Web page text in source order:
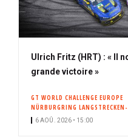
Ulrich Fritz (HRT) : « Il
grande victoire »
GT WORLD CHALLENGE EUROPE
NÜRBURGRING LANGSTRECKEN-
6 AOÛ. 2026 • 15:00